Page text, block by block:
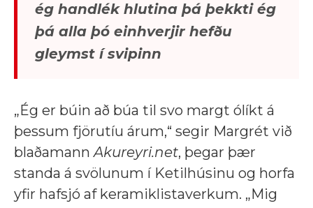
ég handlék hlutina þá þekkti ég
þá alla þó einhverjir hefðu
gleymst í svipinn
„Ég er búin að búa til svo margt ólíkt á
þessum fjörutíu árum,“ segir Margrét við
blaðamannAkureyri.net, þegar þær
standa á svölunum í Ketilhúsinu og horfa
yfir hafsjó af keramiklistaverkum. „Mig